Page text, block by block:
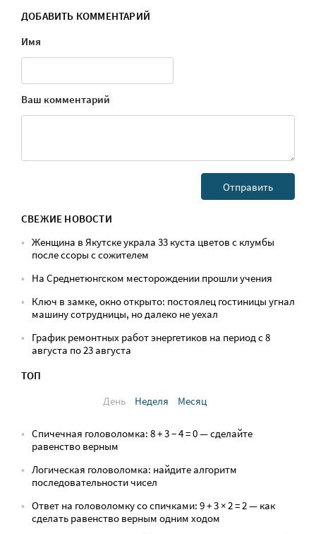
ДОБАВИТЬ КОММЕНТАРИЙ
Имя
Ваш комментарий
СВЕЖИЕ НОВОСТИ
Женщина в Якутске украла 33 куста цветов с клумбы
после ссоры с сожителем
На Среднетюнгском месторождении прошли учения
Ключ в замке, окно открыто: постоялец гостиницы угнал
машину сотрудницы, но далеко не уехал
График ремонтных работ энергетиков на период с 8
августа по 23 августа
ТОП
День
Неделя Месяц
Спичечная головоломка: 8 + 3 − 4 = 0 — сделайте
равенство верным
Логическая головоломка: найдите алгоритм
последовательности чисел
Ответ на головоломку со спичками: 9 + 3 × 2 = 2 — как
сделать равенство верным одним ходом